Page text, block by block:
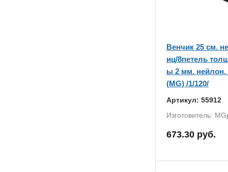
Венчик 25 см.
иц/8петель
ы 2 мм. нейлон.
(MG) /1/120/
Артикул: 55912
Изготовитель:
673.30 руб.